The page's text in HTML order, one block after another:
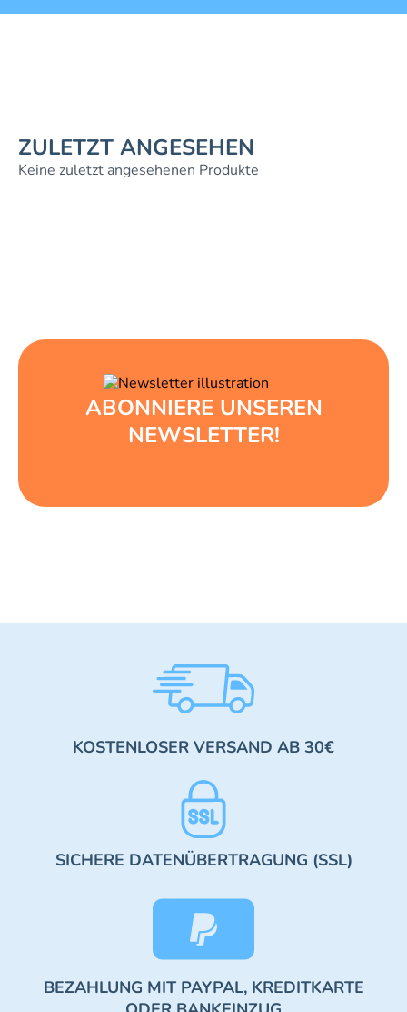
ZULETZT ANGESEHEN
Keine zuletzt angesehenen Produkte
ABONNIERE UNSEREN
NEWSLETTER!
KOSTENLOSER VERSAND AB 30€
SICHERE DATENÜBERTRAGUNG (SSL)
BEZAHLUNG MIT PAYPAL, KREDITKARTE